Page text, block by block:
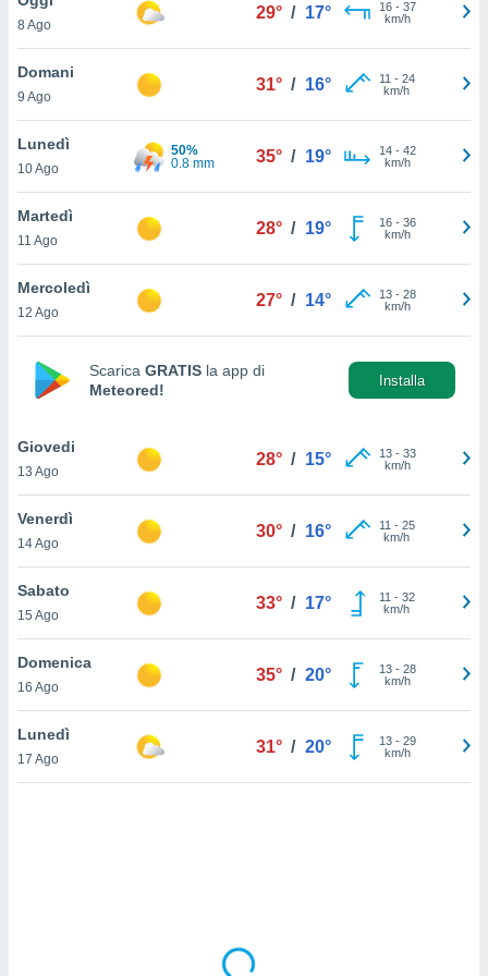
è
al sito
di
ci
di
il
un
la
nella
cookie
il tuo
in
a piè
del
8 Ago
29° / 17° 16- 37
km/h
Domani
9 Ago
31° / 16° 11 - 24
km/h
Lunedì
10 Ago
50%
0.8 mm
35° / 19° 14- 42
km/h
Martedì
11 Ago
28° / 19° 16- 36
km/h
Mercoledì
12 Ago
27° / 14° 13- 28
km/h
Scarica GRATIS la app di
Meteored!
Installa
Giovedi
13 Ago
28° / 15° 13- 33
km/h
Venerdì
14 Ago
30° / 16° 11 - 25
km/h
Sabato
15 Ago
33° / 17° 11 - 32
km/h
Domenica
16 Ago
35° / 20° 13- 28
km/h
Lunedì
17 Ago
31° / 20° 13- 29
km/h